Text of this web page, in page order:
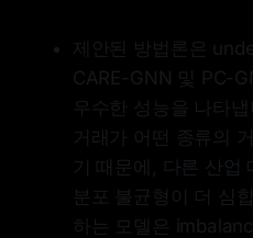
제안된 방법론은
CARE-GNN 및 PC-
우수한 성능을 나타
거래가 어떤 종류의
기 때문에, 다른 산업
분포 불균형이 더 심
하는 모델은